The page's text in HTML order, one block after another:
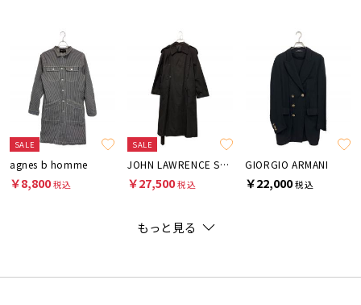
SALE
agnes b homme
￥8,800税込
SALE
JOHN LAWRENCE SULLIVAN
￥27,500税込
GIORGIO ARMANI
￥22,000税込
もっと見る